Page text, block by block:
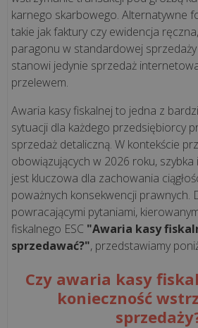
wszystkie
artykuły
>>
CASE
STUDY
Kawa
podawana
przez
misia
technologia
odporna
karnego skarbowego. Alternatywne
takie jak faktury czy ewidencja
paragonu w standardowej
stanowi jedynie sprzedaż
przelewem.
Awaria kasy fiskalnej to jedna z
sytuacji dla każdego przedsiębiorcy
sprzedaż detaliczną. W kontekście
obowiązujących w 2026 roku, szybka
jest kluczowa dla zachowania
poważnych konsekwencji prawnych.
powracającymi pytaniami,
fiskalnego ESC "Awaria kasy
sprzedawać?", przedstawiamy
Czy awaria kasy
konieczność